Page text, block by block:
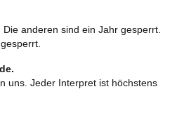
Die anderen sind ein Jahr gesperrt.
uns. Jeder Interpret ist höchstens